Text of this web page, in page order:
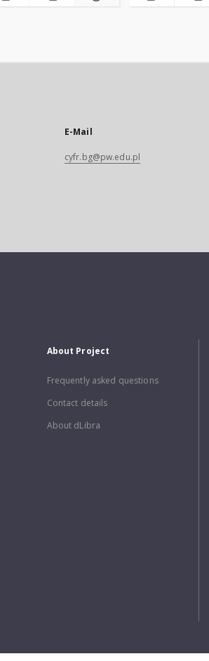
E-Mail
cyfr.bg@pw.edu.pl
About Project
Frequently asked questions
Contact details
About dLibra